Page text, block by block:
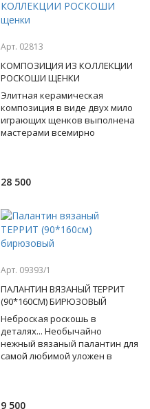
Арт. 02813
КОМПОЗИЦИЯ ИЗ КОЛЛЕКЦИИ
РОСКОШИ ЩЕНКИ
Элитная керамическая
композиция в виде двух мило
играющих щенков выполнена
мастерами всемирно
28 500
Арт. 09393/1
ПАЛАНТИН ВЯЗАНЫЙ ТЕРРИТ
(90*160СМ) БИРЮЗОВЫЙ
Неброская роскошь в
деталях... Необычайно
нежный вязаный палантин для
самой любимой уложен в
9 500